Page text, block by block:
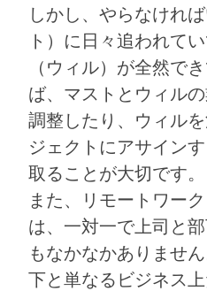
しかし、やらなけれ
ト）に日々追われて
（ウィル）が全然で
ば、マストとウィル
調整したり、ウィル
ジェクトにアサイン
取ることが大切です。
また、リモートワー
は、一対一で上司と
もなかなかありませ
下と単なるビジネス